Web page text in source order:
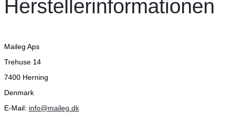
Herstellerinformationen
Maileg Aps
Trehuse 14
7400 Herning
Denmark
E-Mail: info@maileg.dk